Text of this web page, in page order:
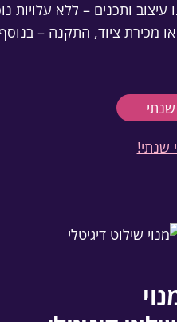
ותכנים – ללא עלויות
מכירת ציוד, התקנה –
שנתי